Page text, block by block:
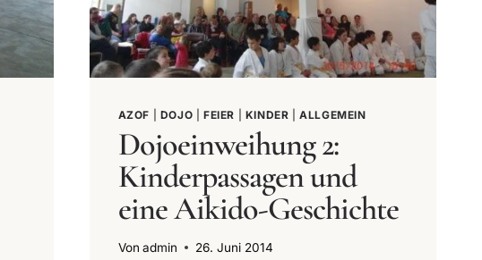
AZOF DOJO |FEIER KINDER |ALLGEMEIN
Dojoeinweihung 2:
Kinderpassagen und
eine Aikido-Geschichte
Von admin 26. Juni 2014